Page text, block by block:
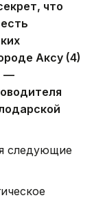
что
Аксу (4)
—
следующие